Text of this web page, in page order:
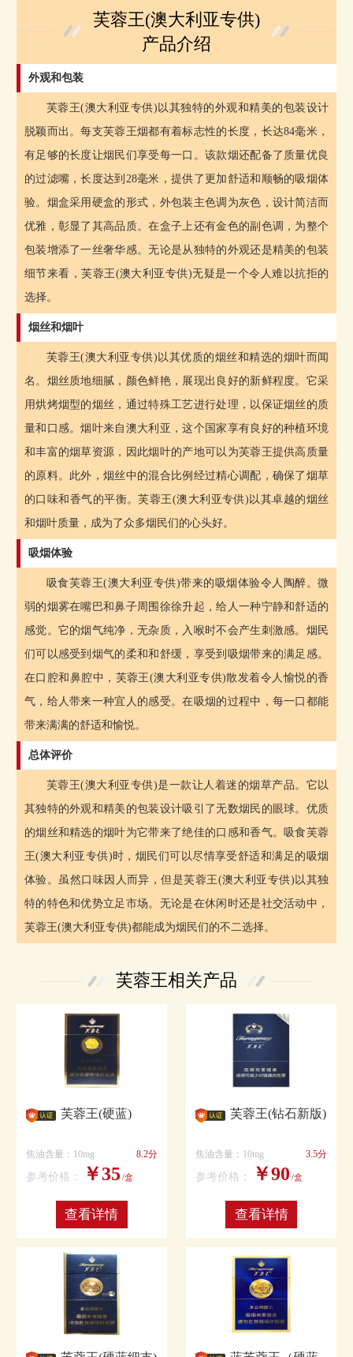
芙蓉王(澳大利亚专供)
产品介绍
外观和包装
芙蓉王(澳大利亚专供)以其独特的外观和精美的包装设计
脱颖而出。每支芙蓉王烟都有着标志性的长度，长达84毫米，
有足够的长度让烟民们享受每一口。该款烟还配备了质量优良
的过滤嘴，长度达到28毫米，提供了更加舒适和顺畅的吸烟体
验。烟盒采用硬盒的形式，外包装主色调为灰色，设计简洁而
优雅，彰显了其高品质。在盒子上还有金色的副色调，为整个
包装增添了一丝奢华感。无论是从独特的外观还是精美的包装
细节来看，芙蓉王(澳大利亚专供)无疑是一个令人难以抗拒的
选择。
烟丝和烟叶
芙蓉王(澳大利亚专供)以其优质的烟丝和精选的烟叶而闻
名。烟丝质地细腻，颜色鲜艳，展现出良好的新鲜程度。它采
用烘烤烟型的烟丝，通过特殊工艺进行处理，以保证烟丝的质
量和口感。烟叶来自澳大利亚，这个国家享有良好的种植环境
和丰富的烟草资源，因此烟叶的产地可以为芙蓉王提供高质量
的原料。此外，烟丝中的混合比例经过精心调配，确保了烟草
的口味和香气的平衡。芙蓉王(澳大利亚专供)以其卓越的烟丝
和烟叶质量，成为了众多烟民们的心头好。
吸烟体验
吸食芙蓉王(澳大利亚专供)带来的吸烟体验令人陶醉。微
弱的烟雾在嘴巴和鼻子周围徐徐升起，给人一种宁静和舒适的
感觉。它的烟气纯净，无杂质，入喉时不会产生刺激感。烟民
们可以感受到烟气的柔和和舒缓，享受到吸烟带来的满足感。
在口腔和鼻腔中，芙蓉王(澳大利亚专供)散发着令人愉悦的香
气，给人带来一种宜人的感受。在吸烟的过程中，每一口都能
带来满满的舒适和愉悦。
总体评价
芙蓉王(澳大利亚专供)是一款让人着迷的烟草产品。它以
其独特的外观和精美的包装设计吸引了无数烟民的眼球。优质
的烟丝和精选的烟叶为它带来了绝佳的口感和香气。吸食芙蓉
王(澳大利亚专供)时，烟民们可以尽情享受舒适和满足的吸烟
体验。虽然口味因人而异，但是芙蓉王(澳大利亚专供)以其独
特的特色和优势立足市场。无论是在休闲时还是社交活动中，
芙蓉王(澳大利亚专供)都能成为烟民们的不二选择。
芙蓉王相关产品
芙蓉王(硬蓝)
焦油含量：10mg 8.2分
参考价格： ￥35 /盒
查看详情
芙蓉王(钻石新版)
焦油含量：10mg 3.5分
参考价格： ￥90 /盒
查看详情